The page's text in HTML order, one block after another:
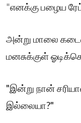
"எனக்கு பழைய
அன்று மாலை
மனசுக்குள்
"இன்று நான்
இல்லையா?"